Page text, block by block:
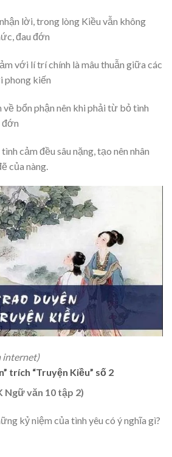
lời, trong lòng Kiều vẫn không
đau đớn
với lí trí chính là mâu thuẫn giữa các
phong kiến
về bổn phận nên khi phải từ bỏ tình
đớn
cảm đều sâu nặng, tạo nên nhân
của nàng.
internet)
trích “Truyện Kiều” số 2
Ngữ văn 10 tập 2)
kỷ niệm của tình yêu có ý nghĩa gì?